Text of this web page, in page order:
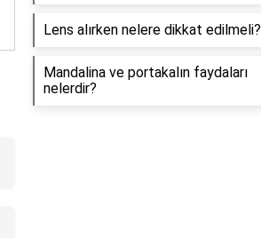
Lens alırken nelere dikkat edilmeli?
Mandalina ve portakalın faydaları
nelerdir?